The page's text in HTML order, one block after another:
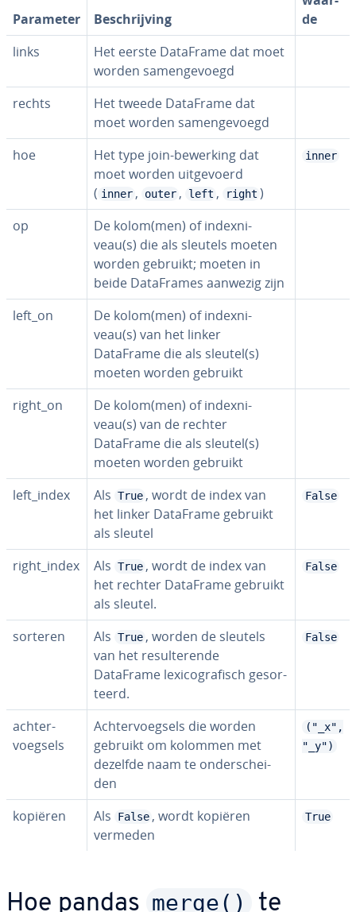
Parameter Be­schrij­ving
de
links
Het eerste DataFrame dat moet
worden sa­men­ge­voegd
rechts
Het tweede DataFrame dat
moet worden sa­men­ge­voegd
hoe
Het type join-bewerking dat
moet worden uit­ge­voerd
( inner , outer , left , right )
inner
op
De kolom(men) of in­dex­ni­
veau(s) die als sleutels moeten
worden gebruikt; moeten in
beide Da­taF­ra­mes aanwezig zijn
left_on
De kolom(men) of in­dex­ni­
veau(s) van het linker
DataFrame die als sleutel(s)
moeten worden gebruikt
right_on
De kolom(men) of in­dex­ni­
veau(s) van de rechter
DataFrame die als sleutel(s)
moeten worden gebruikt
left_index
Als True , wordt de index van
het linker DataFrame gebruikt
als sleutel
False
right_index Als True , wordt de index van
het rechter DataFrame gebruikt
als sleutel.
False
sorteren Als True , worden de sleutels
van het re­sul­te­ren­de
DataFrame lexi­co­gra­fisch ge­sor­
teerd.
False
ach­ter­
voeg­sels
Ach­ter­voeg­sels die worden
gebruikt om kolommen met
dezelfde naam te on­der­schei­
den
("_x",
"_y")
kopiëren Als False , wordt kopiëren
vermeden
True
Hoe pandas merge()
te